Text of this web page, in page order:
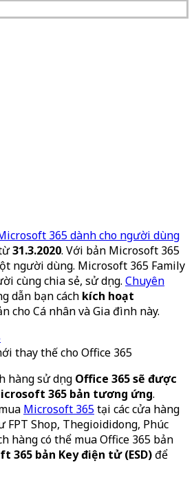
365 dành cho người dùng
31.3.2020. Với bản Microsoft 365
người dùng. Microsoft 365 Family
cùng chia sẻ, sử dụng. Chuyên
dẫn bạn cách kích hoạt
cho Cá nhân và Gia đình này.
thay thế cho Office 365
hàng sử dụng Office 365 sẽ được
365 bản tương ứng.
Microsoft 365tại các cửa hàng
Shop, Thegioididong, Phúc
hàng có thể mua Office 365 bản
365 bản Key điện tử (ESD)để